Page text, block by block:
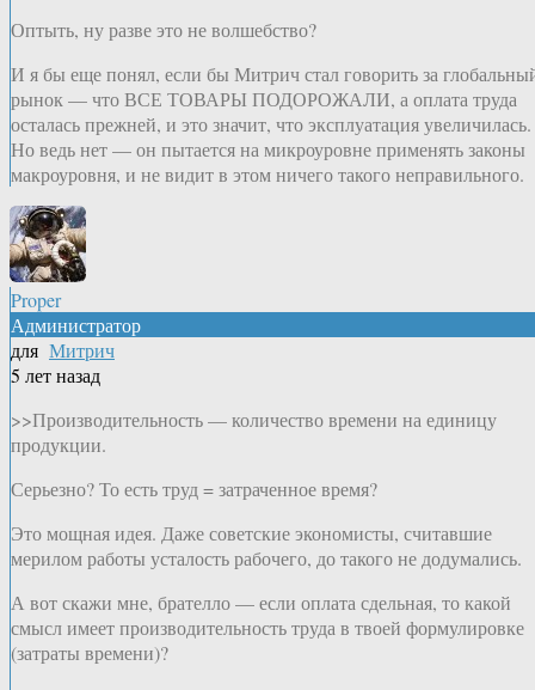
Оптыть, ну разве это не волшебство?
И я бы еще понял, если бы Митрич стал говорить за
рынок — что ВСЕ ТОВАРЫ ПОДОРОЖАЛИ, а оплата труда
осталась прежней, и это значит, что эксплуатация увеличилась.
Но ведь нет — он пытается на микроуровне применять законы
макроуровня, и не видит в этом ничего такого неправильного.
Proper
Администратор
для Митрич
5 лет назад
>>Производительность — количество времени на единицу
продукции.
Серьезно? То есть труд = затраченное время?
Это мощная идея. Даже советские экономисты, считавшие
мерилом работы усталость рабочего, до такого не додумались.
А вот скажи мне, брателло — если оплата сдельная, то какой
смысл имеет производительность труда в твоей формулировке
(затраты времени)?